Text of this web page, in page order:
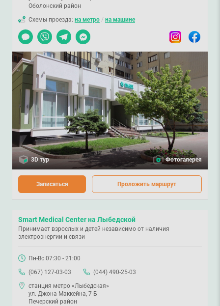
Оболонский район
Схемы проезда: на метро / на машине
Чат
Viber TelegramMessenger InstagramFacebook
3D тур Фотогалерея
Записаться Проложить маршрут
Smart Medical Center на Лыбедской
Принимает взрослых и детей независимо от наличия
электроэнергии и связи
Пн-Вс 07:30 - 21:00
(067) 127-03-03
(044) 490-25-03
станция метро «Лыбедская»
ул. Джона Маккейна, 7-Б
Печерский район